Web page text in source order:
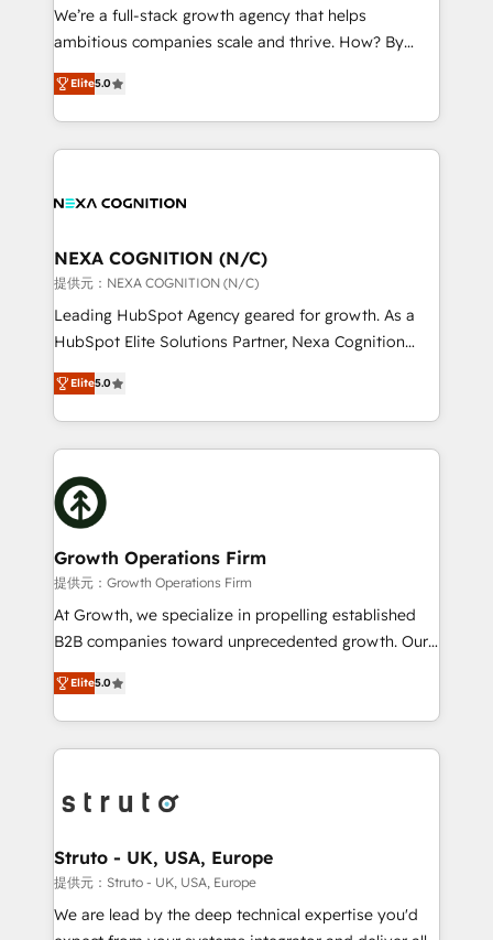
& logistics, energy/solar, staffing and recruiting,
media, healthcare and government contractors. Our
Technical Solutions, Enablement Solutions, Digital
Solutions and Growth Solutions. As a fully
We’re a full-stack growth agency that helps
ambitious companies scale and thrive. How? By
upgrading and streamlining every single revenue-
generating aspect of your business. We’re proud
HubSpot Elite Solutions Partners and devout CRM
nerds who can harness HubSpot’s custom digital
experience. Working hand-in-hand with your team,
traffic, generates better leads and crushes your
revenue goals. We've worked with thousands of
HubSpot customers and we'd love to work with you
too! Clients come to us for: Advanced CRM solutions
HubSpot Data System Migrations between systems
to HubSpot New lead generation strategies Time-
website development Award-winning creative
design We live and breathe HubSpot and are ready
Elite5.0
NEXA COGNITION (N/C)
提供元：NEXA COGNITION (N/C)
Leading HubSpot Agency geared for growth. As a
HubSpot Elite Solutions Partner, Nexa Cognition
ranks in the top 1% of global HubSpot Partners and
has been one of the longest-standing partners since
2012. We empower businesses to harness the full
potential of HubSpot by combining strategic
insights with technical excellence, we deliver
bespoke HubSpot solutions tailored to drive
measurable growth and operational efficiency. Why
Choose Nexa Cognition? 🚀 HubSpot Expertise: Our
certified team specialises in CRM implementation,
marketing automation, and revenue operations. 🤝
Custom Solutions: From onboarding and
HubSpot with your business needs. 🌟 Proven
Results: We’ve helped businesses of all sizes
Packages: Choose ongoing support or project-based
solutions. We offer service packages designed to fit
Elite5.0
Growth Operations Firm
提供元：Growth Operations Firm
At Growth, we specialize in propelling established
B2B companies toward unprecedented growth. Our
focus is on fine-tuning and enhancing your growth,
sales, and marketing operations. Unlike conventional
marketing agencies, we dive deep into the
operational aspects of your business, ensuring that
functioning optimally. With our expertise in leading
wealth of knowledge and experience to the table.
Our strategies are tailored to your business's unique
needs, ensuring a personalized approach that aligns
with your growth objectives.
Elite5.0
Struto - UK, USA, Europe
提供元：Struto - UK, USA, Europe
We are lead by the deep technical expertise you'd